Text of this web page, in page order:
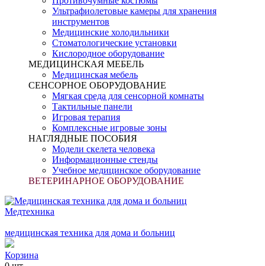
Ультрафиолетовые камеры для хранения
инструментов
Медицинские холодильники
Стоматологические установки
Кислородное оборудование
МЕДИЦИНСКАЯ МЕБЕЛЬ
Медицинская мебель
СЕНСОРНОЕ ОБОРУДОВАНИЕ
Мягкая среда для сенсорной комнаты
Тактильные панели
Игровая терапия
Комплексные игровые зоны
НАГЛЯДНЫЕ ПОСОБИЯ
Модели скелета человека
Информационные стенды
Учебное медицинское оборудование
ВЕТЕРИНАРНОЕ ОБОРУДОВАНИЕ
Медтехника
медицинская техника для дома и больниц
Корзина